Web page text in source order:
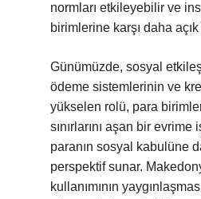
normları etkileyebilir ve
birimlerine karşı daha
Günümüzde, sosyal
ödeme sistemlerinin ve
yükselen rolü, para
sınırlarını aşan bir evrime
paranın sosyal kabulüne
perspektif sunar.
kullanımının